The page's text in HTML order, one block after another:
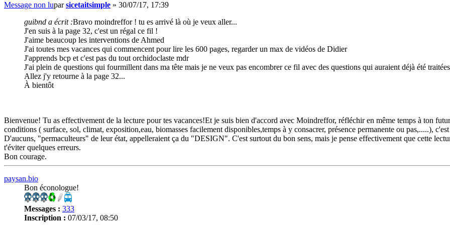
Message non luparsicetaitsimple » 30/07/17, 17:39
guibnd a écrit :Bravo moindreffor ! tu es arrivé là où je veux aller...
J'en suis à la page 32, c'est un régal ce fil !
J'aime beaucoup les interventions de Ahmed
J'ai toutes mes vacances qui commencent pour lire les 600 pages, regarder un max de vidéos de Didier
J'apprends bcp et c'est pas du tout orchidoclaste mdr
J'ai plein de questions qui fourmillent dans ma tête mais je ne veux pas encombrer ce fil avec des questions qui auraient déjà été
Allez j'y retourne à la page 32...
À bientôt
Bienvenue! Tu as effectivement de la lecture pour tes vacances!Et je suis bien d'accord avec Moindreffor, réfléchir en même temps à ton
conditions ( surface, sol, climat, exposition,eau, biomasses facilement disponibles,temps à y consacrer, présence permanente ou pas,.....),
D'aucuns, "permaculteurs" de leur état, appelleraient ça du "DESIGN". C'est surtout du bon sens, mais je pense effectivement que cette
t'éviter quelques erreurs.
Bon courage.
paysan.bio
Bon éconologue!
Messages : 333
Inscription : 07/03/17, 08:50